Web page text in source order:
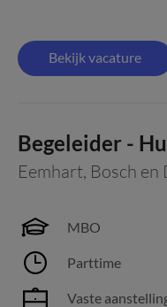
Bekijk vacature
Begeleider -
Eemhart, Bosch en
MBO
Parttime
Vaste